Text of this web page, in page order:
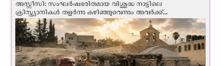
അസ്സീസി: സംഘര്‍ഷഭരിതമായ വിശുദ്ധ നാട്ടിലെ
ക്രിസ്ത്യാനികൾ തളര്‍ന്നു കഴിഞ്ഞുവെന്നും അവർക്ക്...